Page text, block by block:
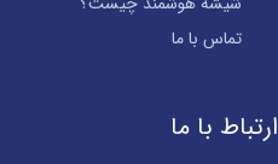
تماس با ما
ارتباط با ما